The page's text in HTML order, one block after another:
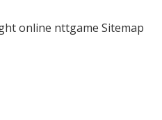
online nttgame Sitemap